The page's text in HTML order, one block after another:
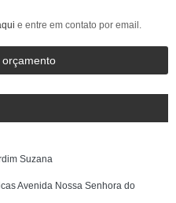
e entre em contato por email.
Suzana
Avenida Nossa Senhora do